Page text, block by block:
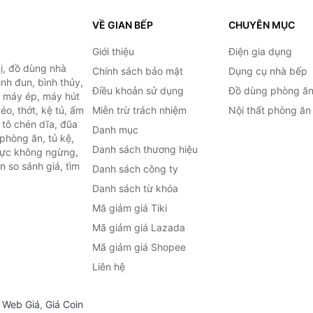
đồ dùng nhà
đun, bình thủy,
ép, máy hút
thớt, kệ tủ, ấm
chén dĩa, đũa
ăn, tủ kệ,
không ngừng,
so sánh giá, tìm
VỀ GIAN BẾP
Giới thiệu
Chính sách bảo mật
Điều khoản sử dụng
Miễn trừ trách nhiệm
Danh mục
Danh sách thương hiệu
Danh sách công ty
Danh sách từ khóa
Mã giảm giá Tiki
Mã giảm giá Lazada
Mã giảm giá Shopee
Liên hệ
CHUYÊN MỤC
Điện gia dụng
Dụng cụ nhà bếp
Đồ dùng phòng ăn
Nội thất phòng ăn
Web Giá, Giá Coin